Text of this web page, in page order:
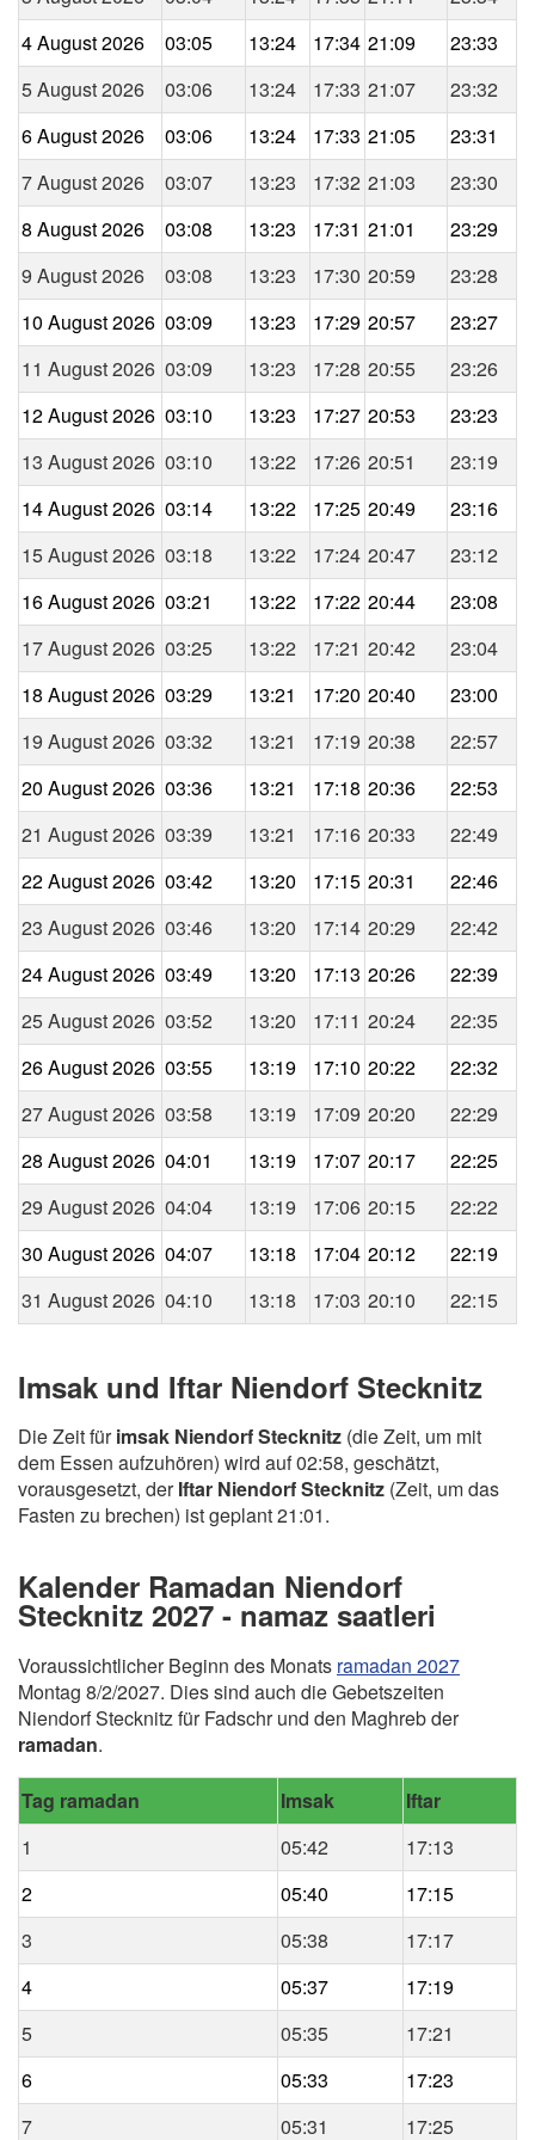
4 August 2026
03:05 13:24 17:34 21:09
23:33
5 August 2026
03:06 13:24 17:33 21:07
23:32
6 August 2026
03:06 13:24 17:33 21:05
23:31
7 August 2026
03:07 13:23 17:32 21:03
23:30
8 August 2026
03:08 13:23 17:31 21:01
23:29
9 August 2026
03:08 13:23 17:30 20:59
23:28
10 August 2026 03:09 13:23 17:29 20:57
23:27
11 August 2026 03:09 13:23 17:28 20:55
23:26
12 August 2026 03:10 13:23 17:27 20:53
23:23
13 August 2026 03:10 13:22 17:26 20:51
23:19
14 August 2026 03:14 13:22 17:25 20:49
23:16
15 August 2026 03:18 13:22 17:24 20:47
23:12
16 August 2026 03:21 13:22 17:22 20:44
23:08
17 August 2026 03:25 13:22 17:21 20:42
23:04
18 August 2026 03:29 13:21 17:20 20:40
23:00
19 August 2026 03:32 13:21 17:19 20:38
22:57
20 August 2026 03:36 13:21 17:18 20:36
22:53
21 August 2026 03:39 13:21 17:16 20:33
22:49
22 August 2026 03:42 13:20 17:15 20:31
22:46
23 August 2026 03:46 13:20 17:14 20:29
22:42
24 August 2026 03:49 13:20 17:13 20:26
22:39
25 August 2026 03:52 13:20 17:11 20:24
22:35
26 August 2026 03:55 13:19 17:10 20:22
22:32
27 August 2026 03:58 13:19 17:09 20:20
22:29
28 August 2026 04:01 13:19 17:07 20:17
22:25
29 August 2026 04:04 13:19 17:06 20:15
22:22
30 August 2026 04:07 13:18 17:04 20:12
22:19
31 August 2026 04:10 13:18 17:03 20:10 22:15
Imsak und Iftar Niendorf Stecknitz
Die Zeit fürimsak Niendorf Stecknitz (die Zeit, um mit
dem Essen aufzuhören) wird auf 02:58, geschätzt,
vorausgesetzt, derIftar Niendorf Stecknitz (Zeit, um das
Fasten zu brechen) ist geplant 21:01.
Kalender Ramadan Niendorf
Stecknitz 2027 - namaz saatleri
Voraussichtlicher Beginn des Monats ramadan 2027
Montag 8/2/2027. Dies sind auch die Gebetszeiten
Niendorf Stecknitz für Fadschr und den Maghreb der
ramadan.
Tag ramadan Imsak
Iftar
1
05:42
17:13
2
05:40
17:15
3
05:38
17:17
4
05:37
17:19
5
05:35
17:21
6
05:33
17:23
7
05:31 17:25